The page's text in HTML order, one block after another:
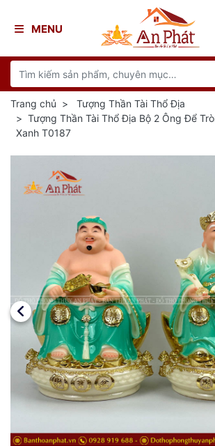
MENU
Trang chủ
Tượng Thần Tài Thổ Địa
Tượng Thần Tài Thổ Địa Bộ 2 Ông Để
Xanh T0187